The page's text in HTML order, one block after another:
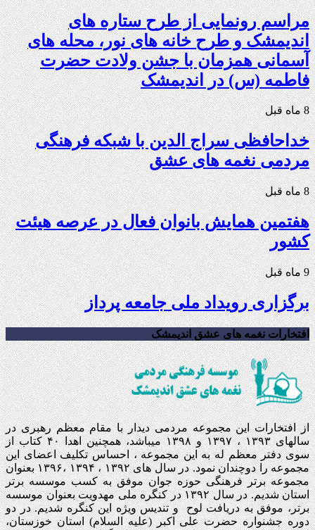
مراسم رونمایی از طرح ستاره های
اندیمشک و طرح خانه های نور، محله های
آسمانی همزمان با جشن ولادت حضرت
فاطمه (س) در اندیمشک
8 ماه قبل
خداحافظی سراج الدین با شبکه فرهنگی
مردمی نغمه های عشق
8 ماه قبل
هفتمین همایش بانوان فعال در عرصه‌ هیئت
کشور
9 ماه قبل
برگزاری رویداد ملی جامعه پرداز
افتخارات نغمه های عشق اندیمشک
از افتخارات این مجموعه مردمی دیدار با مقام معظم رهبری در
سالهای ۱۳۹۳ ، ۱۳۹۷ و ۱۳۹۸ میباشد، همچنین اهدا ۴۰ کتاب از
سوی دفتر معظم له به این مجموعه ، احساس تکلیف اعضای این
مجموعه را دوچندان نمود. در سال های ۱۳۹۲ ، ۱۳۹۴ ،۱۳۹۶ بعنوان
مجموعه برتر فرهنگی حوزه جوان موفق به کسب موسسه برتر
استان شدیم. در سال ۱۳۹۲ در کنگره ملی مهدویت بعنوان موسسه
برتر، موفق به دریافت لوح و تندیس ویژه این کنگره شدیم. در دو
دوره جشنواره حضرت علی اکبر (علیه السلام) استان خوزستان،